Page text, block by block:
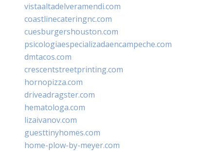
vistaaltadelveramendi.com
coastlinecateringnc.com
cuesburgershouston.com
psicologiaespecializadaencampeche.com
dmtacos.com
crescentstreetprinting.com
hornopizza.com
driveadragster.com
hematologa.com
lizaivanov.com
guesttinyhomes.com
home-plow-by-meyer.com